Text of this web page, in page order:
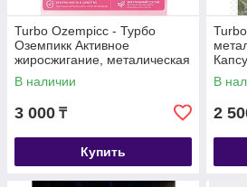
Turbo Ozempicc - Турбо
Оземпикк Активное
жиросжигание, металическая
коробка, капсулы для
похудения 40 капсул
В наличии
3 000 ₸
Купить
капсул
В
2